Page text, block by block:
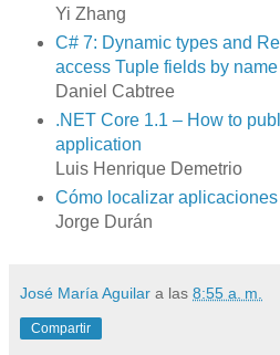
Yi Zhang
C# 7: Dynamic types and
access Tuple fields by name
Daniel Cabtree
.NET Core 1.1 – How to
application
Luis Henrique Demetrio
Cómo localizar
Jorge Durán
José María Aguilar a las 8:55 a. m.
Compartir